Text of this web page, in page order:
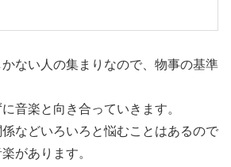
ない人の集まりなので、物事の基準
音楽と向き合っていきます。
などいろいろと悩むことはあるので
があります。